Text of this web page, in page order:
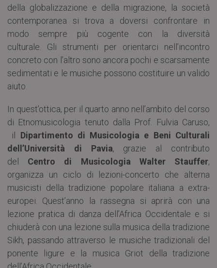
della globalizzazione e della migrazione, la società
contemporanea si trova a doversi confrontare in
modo sempre più cogente con la diversità
culturale. Gli strumenti per orientarci nell’incontro
concreto con l’altro sono ancora pochi e scarsamente
sedimentati e le musiche possono costituire un valido
aiuto.
In quest’ottica, per il quarto anno nell’ambito del corso
di Etnomusicologia tenuto dalla Prof. Fulvia Caruso,
il Dipartimento di Musicologia e Beni Culturali
dell’Università di Pavia, grazie al contributo
del Centro di Musicologia Walter Stauffer,
organizza un ciclo di lezioni-concerto che alterna
musicisti della tradizione popolare italiana a extra-
europei. Quest’anno la rassegna si aprirà con una
lezione pratica di danza dell’Africa Occidentale e si
chiuderà con una lezione sulla musica della tradizione
Sikh, passando attraverso le musiche tradizionali del
ponente ligure e la musica Griot della tradizione